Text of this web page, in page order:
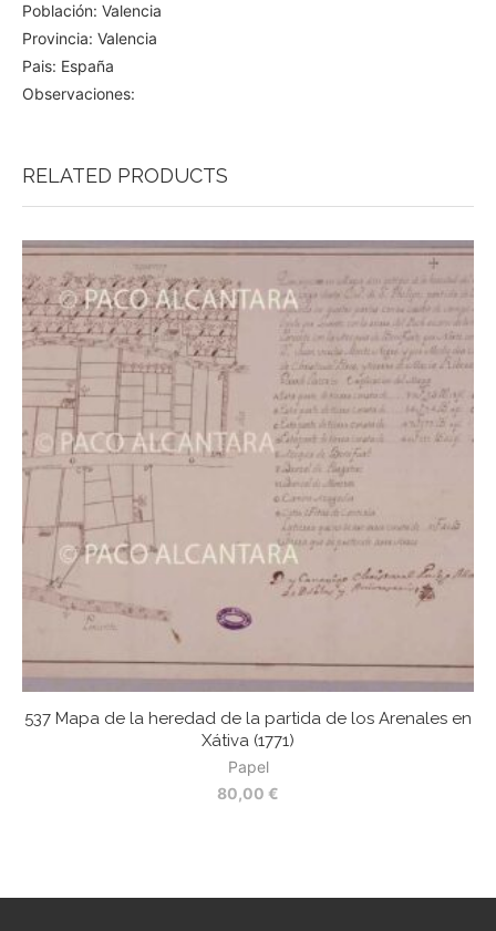
Población: Valencia
Provincia: Valencia
Pais: España
Observaciones:
RELATED PRODUCTS
537 Mapa de la heredad de la partida de los Arenales en
Xátiva (1771)
Papel
80,00 €